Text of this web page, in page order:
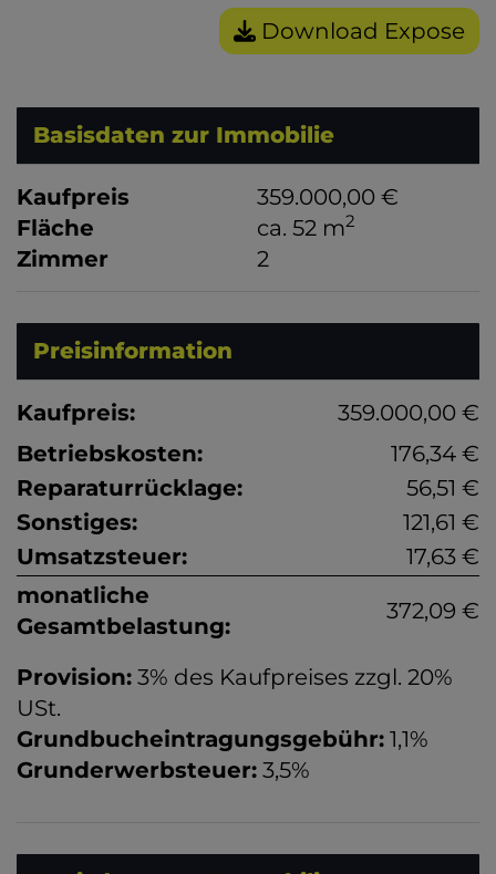
Download Expose
Basisdaten zur Immobilie
Kaufpreis
359.000,00 €
Fläche
ca. 52 m2
Zimmer 2
Preisinformation
Kaufpreis:
359.000,00 €
Betriebskosten:
176,34 €
Reparaturrücklage:
56,51 €
Sonstiges:
121,61 €
Umsatzsteuer:
17,63 €
monatliche
Gesamtbelastung:
372,09 €
Provision: 3% des Kaufpreises zzgl. 20%
USt.
Grundbucheintragungsgebühr: 1,1%
Grunderwerbsteuer: 3,5%